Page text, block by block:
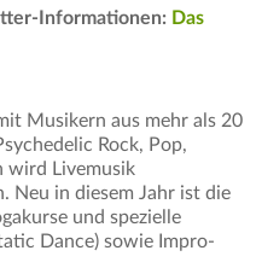
Informationen: Das
Musikern aus mehr als 20
Rock, Pop,
wird Livemusik
Neu in diesem Jahr ist die
und spezielle
Dance) sowie Impro-